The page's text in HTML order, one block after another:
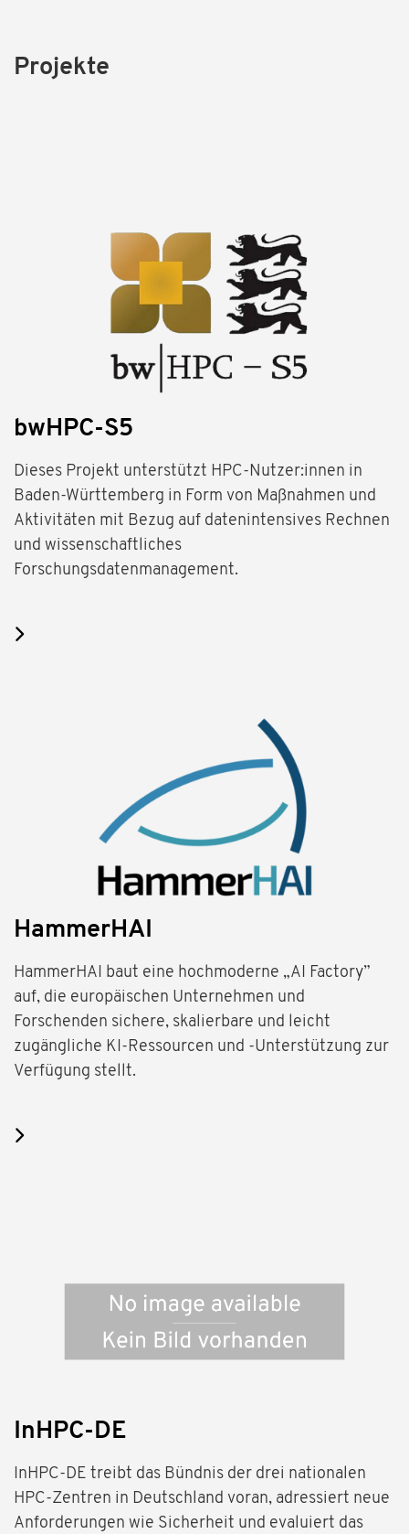
Projekte
bwHPC-S5
Dieses Projekt unterstützt HPC-Nutzer:innen in
Baden-Württemberg in Form von Maßnahmen und
Aktivitäten mit Bezug auf datenintensives Rechnen
und wissenschaftliches
Forschungsdatenmanagement.
HammerHAI
HammerHAI baut eine hochmoderne „AI Factory”
auf, die europäischen Unternehmen und
Forschenden sichere, skalierbare und leicht
zugängliche KI-Ressourcen und -Unterstützung zur
Verfügung stellt.
InHPC-DE
InHPC-DE treibt das Bündnis der drei nationalen
HPC-Zentren in Deutschland voran, adressiert neue
Anforderungen wie Sicherheit und evaluiert das